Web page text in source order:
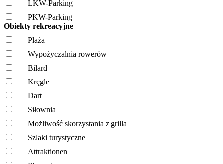
LKW-Parking
PKW-Parking
Obiekty rekreacyjne
Plaża
Wypożyczalnia rowerów
Bilard
Kręgle
Dart
Siłownia
Możliwość skorzystania z grilla
Szlaki turystyczne
Attraktionen